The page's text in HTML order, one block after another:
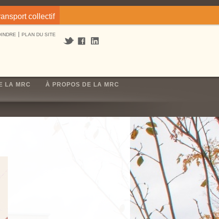
collectif
PLAN DU SITE
LA MRC À PROPOS DE LA MRC